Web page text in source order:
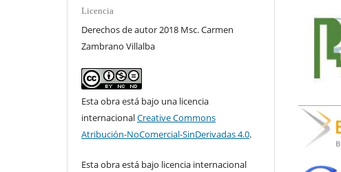
Licencia
Derechos de autor 2018 Msc. Carmen
Zambrano Villalba
Esta obra está bajo una licencia
internacionalCreative Commons
Atribución-NoComercial-SinDerivadas 4.0.
Esta obra está bajo licencia internacional